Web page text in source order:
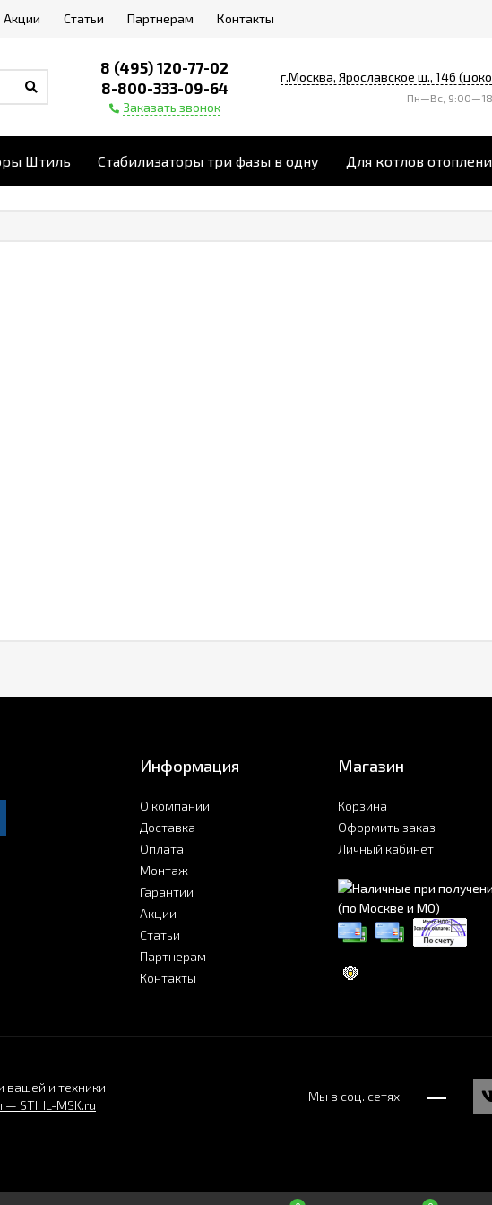
Акции Статьи Партнерам Контакты
8 (495) 120-77-02
8-800-333-09-64
Заказать звонок
г.Москва, Ярославское ш., 146
Пн—Вс,
Штиль Стабилизаторы три фазы в одну Для котлов
Информация
О компании
Доставка
Оплата
Монтаж
Гарантии
Акции
Статьи
Партнерам
Контакты
Магазин
Корзина
Оформить заказ
Личный кабинет
Мы в соц. сетях
вашей и техники
STIHL-MSK.ru